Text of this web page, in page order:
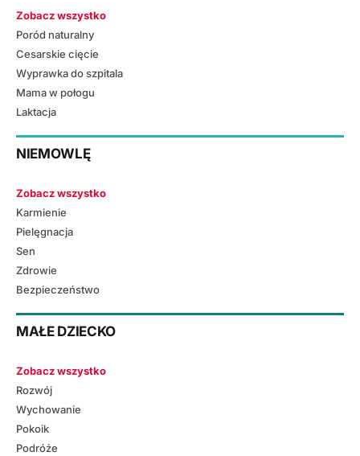
Zobacz wszystko
Poród naturalny
Cesarskie cięcie
Wyprawka do szpitala
Mama w połogu
Laktacja
NIEMOWLĘ
Zobacz wszystko
Karmienie
Pielęgnacja
Sen
Zdrowie
Bezpieczeństwo
MAŁE DZIECKO
Zobacz wszystko
Rozwój
Wychowanie
Pokoik
Podróże